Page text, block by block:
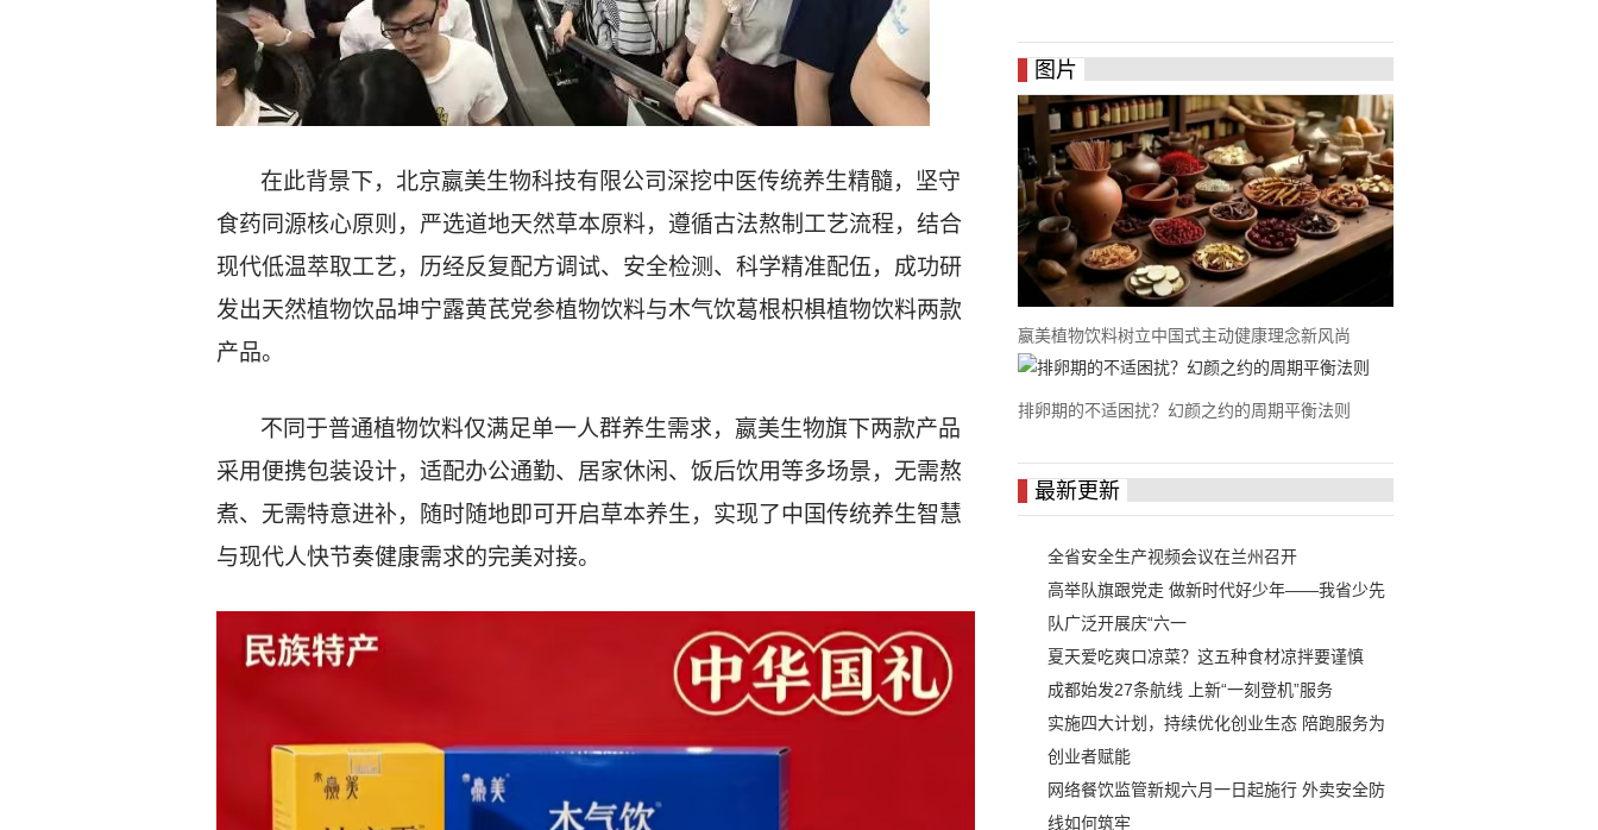
在此背景下，北京嬴美生物科技有限公司深挖中医传统养生精髓，坚守
食药同源核心原则，严选道地天然草本原料， 遵循古法熬制 工艺流程， 结合
现代低温萃取工艺，历经反复配方调试、 安全检测 、 科学精准配伍，成功研
发出天然植物饮品坤宁露黄芪党参植物饮料与木气饮葛根枳椇植物饮料两款
产品。
不同于普通植物饮料仅满足单一人群养生需求， 嬴美生物旗下两款产品
采用便携包装设计，适配办公通勤、居家休闲、饭后饮用等多场景，无需熬
煮、无需特意进补，随时随地即可开启草本养生，实现了中国传统养生智慧
与现代人快节奏健康需求的完美对接。
图片
嬴美植物饮料树立中国式主动健康理念新风尚
排卵期的不适困扰？幻颜之约的周期平衡法则
最新更新
全省安全生产视频会议在兰州召开
高举队旗跟党走 做新时代好少年——我省少先
队广泛开展庆“六一
夏天爱吃爽口凉菜？这五种食材凉拌要谨慎
成都始发27条航线 上新“一刻登机”服务
实施四大计划，持续优化创业生态 陪跑服务为
创业者赋能
网络餐饮监管新规六月一日起施行 外卖安全防
线如何筑牢